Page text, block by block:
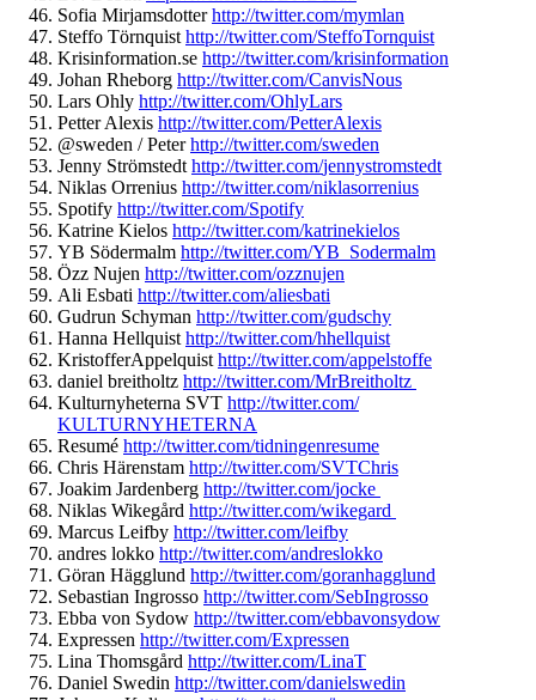
Sofia Mirjamsdotterhttp://twitter.com/mymlan
Steffo Törnquist http://twitter.com/SteffoTornquist
Krisinformation.se http://twitter.com/krisinformation
Johan Rheborg http://twitter.com/CanvisNous
Lars Ohly http://twitter.com/OhlyLars
Petter Alexis http://twitter.com/PetterAlexis
@sweden / Peterhttp://twitter.com/sweden
Jenny Strömstedt http://twitter.com/jennystromstedt
Niklas Orrenius http://twitter.com/niklasorrenius
Spotify http://twitter.com/Spotify
Katrine Kielos http://twitter.com/katrinekielos
YB Södermalm http://twitter.com/YB_ Sodermalm
Özz Nujen http://twitter.com/ozznujen
Ali Esbati http://twitter.com/aliesbati
Gudrun Schyman http://twitter.com/gudschy
Hanna Hellquist http://twitter.com/hhellquist
KristofferAppelquist http://twitter.com/appelstoffe
daniel breitholtz http://twitter.com/MrBreitholtz
Kulturnyheterna SVT http://twitter.com/
KULTURNYHETERNA
Resumé http://twitter.com/tidningenresume
Chris Härenstam http://twitter.com/SVTChris
Joakim Jardenberg http://twitter.com/jocke
Niklas Wikegård http://twitter.com/wikegard
Marcus Leifby http://twitter.com/leifby
andres lokko http://twitter.com/andreslokko
Göran Hägglund http://twitter.com/goranhagglund
Sebastian Ingrosso http://twitter.com/SebIngrosso
Ebba von Sydow http://twitter.com/ebbavonsydow
Expressen http://twitter.com/Expressen
Lina Thomsgård http://twitter.com/LinaT
Daniel Swedin http://twitter.com/danielswedin